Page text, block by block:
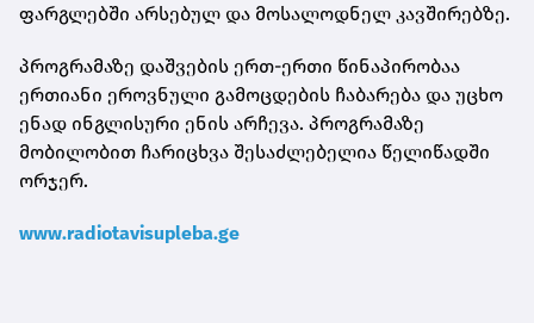
ფარგლებში არსებულ და მოსალოდნელ კავშირებზე.
პროგრამაზე დაშვების ერთ-ერთი წინაპირობაა
ერთიანი ეროვნული გამოცდების ჩაბარება და უცხო
ენად ინგლისური ენის არჩევა. პროგრამაზე
მობილობით ჩარიცხვა შესაძლებელია წელიწადში
ორჯერ.
www.radiotavisupleba.ge